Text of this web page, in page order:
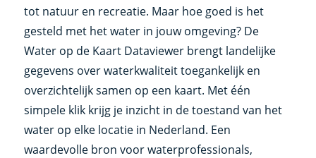
tot natuur en recreatie. Maar hoe goed is het
gesteld met het water in jouw omgeving? De
Water op de Kaart Dataviewer brengt landelijke
gegevens over waterkwaliteit toegankelijk en
overzichtelijk samen op een kaart. Met één
simpele klik krijg je inzicht in de toestand van het
water op elke locatie in Nederland. Een
waardevolle bron voor waterprofessionals,